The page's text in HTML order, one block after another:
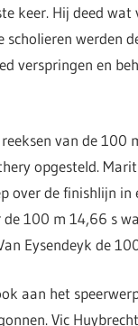
keer. Hij deed
scholieren werden
verspringen en
van de 100
opgesteld.
over de finishlijn in
100 m 14,66 s
Eysendeyk de
aan het
Vic